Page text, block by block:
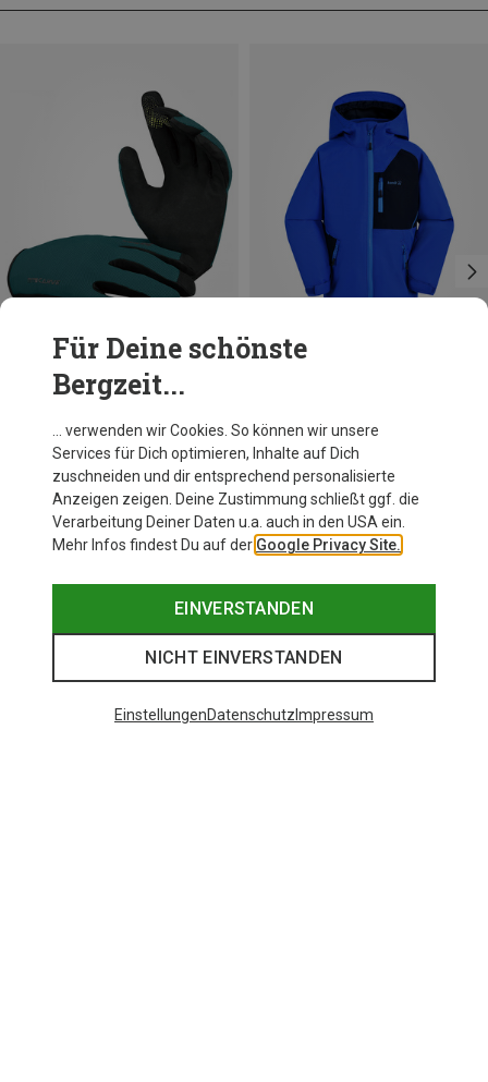
Du sparst 60%
Für Deine schönste
Bergzeit...
… verwenden wir Cookies. So können wir unsere
Services für Dich optimieren, Inhalte auf Dich
zuschneiden und dir entsprechend personalisierte
Anzeigen zeigen. Deine Zustimmung schließt ggf. die
Verarbeitung Deiner Daten u.a. auch in den USA ein.
Mehr Infos findest Du auf der Google Privacy Site.
EINVERSTANDEN
NICHT EINVERSTANDEN
EinstellungenDatenschutz Impressum